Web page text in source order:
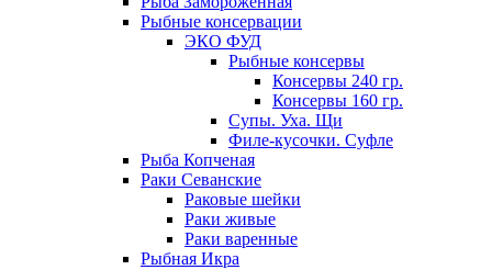
Рыбные консервации
ЭКО ФУД
Рыбные консервы
Консервы 240 гр.
Консервы 160 гр.
Супы. Уха. Щи
Филе-кусочки. Суфле
Рыба Копченая
Раки Севанские
Раковые шейки
Раки живые
Раки варенные
Рыбная Икра